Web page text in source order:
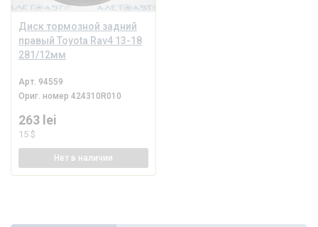
Диск тормозной задний
правый Toyota Rav4 13-18
281/12мм
Арт. 94559
Ориг. номер424310R010
263 lei
15 $
Нет в наличии